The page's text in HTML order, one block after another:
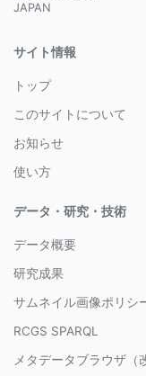
JAPAN
サイト情報
トップ
このサイトについて
お知らせ
使い方
データ・研究・技術
データ概要
研究成果
サムネイル画像ポリシ
RCGS SPARQL
メタデータブラウザ（